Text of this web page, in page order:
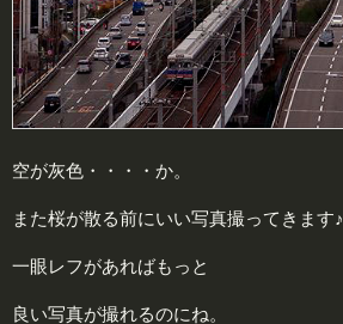
空が灰色・・・・か。
また桜が散る前にいい写真撮ってきます♪
一眼レフがあればもっと
良い写真が撮れるのにね。